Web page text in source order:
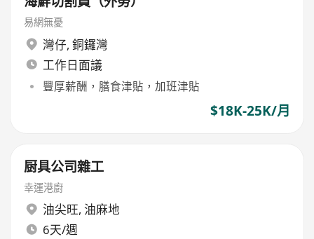
易網無憂
灣仔, 銅鑼灣
工作日面議
豐厚薪酬，膳食津貼，加班津貼
$18K-25K/月
厨具公司雜工
幸運港廚
油尖旺, 油麻地
6天/週